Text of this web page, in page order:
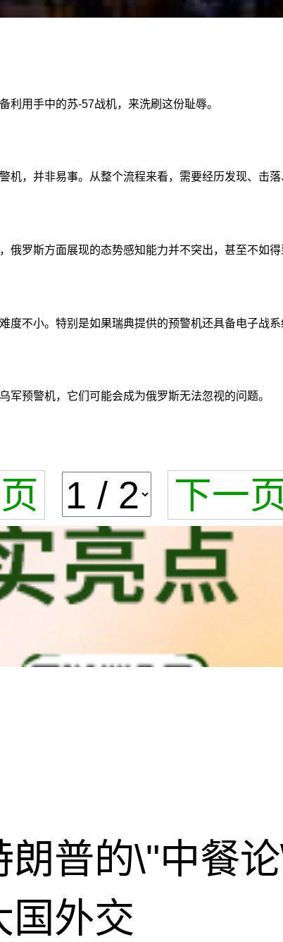
利用手中的苏-57战机，来洗刷这份耻辱。
机，并非易事。从整个流程来看，需要经历发现、击
罗斯方面展现的态势感知能力并不突出，甚至不如得
度不小。特别是如果瑞典提供的预警机还具备电子战系
军预警机，它们可能会成为俄罗斯无法忽视的问题。
下一
朗普的\"中餐
国外交